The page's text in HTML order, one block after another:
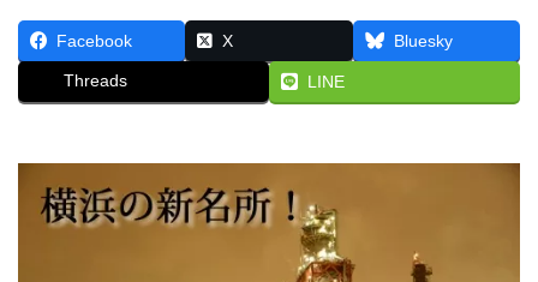
Facebook X Bluesky
Threads LINE